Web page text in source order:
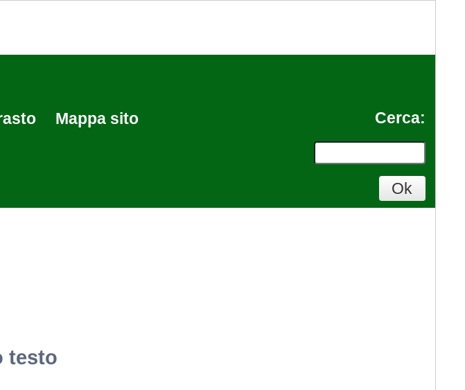
Cerca:
Mappa sito
testo